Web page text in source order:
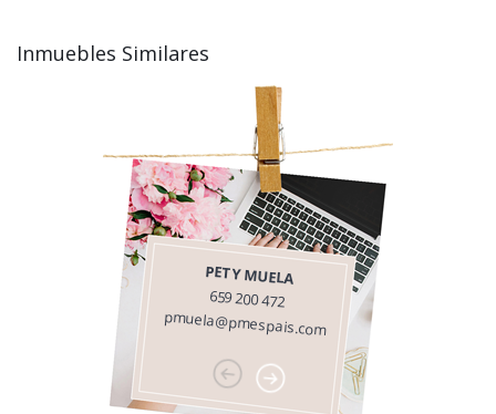
Inmuebles Similares
PETY MUELA
659 200 472
pmuela@pmespais.com